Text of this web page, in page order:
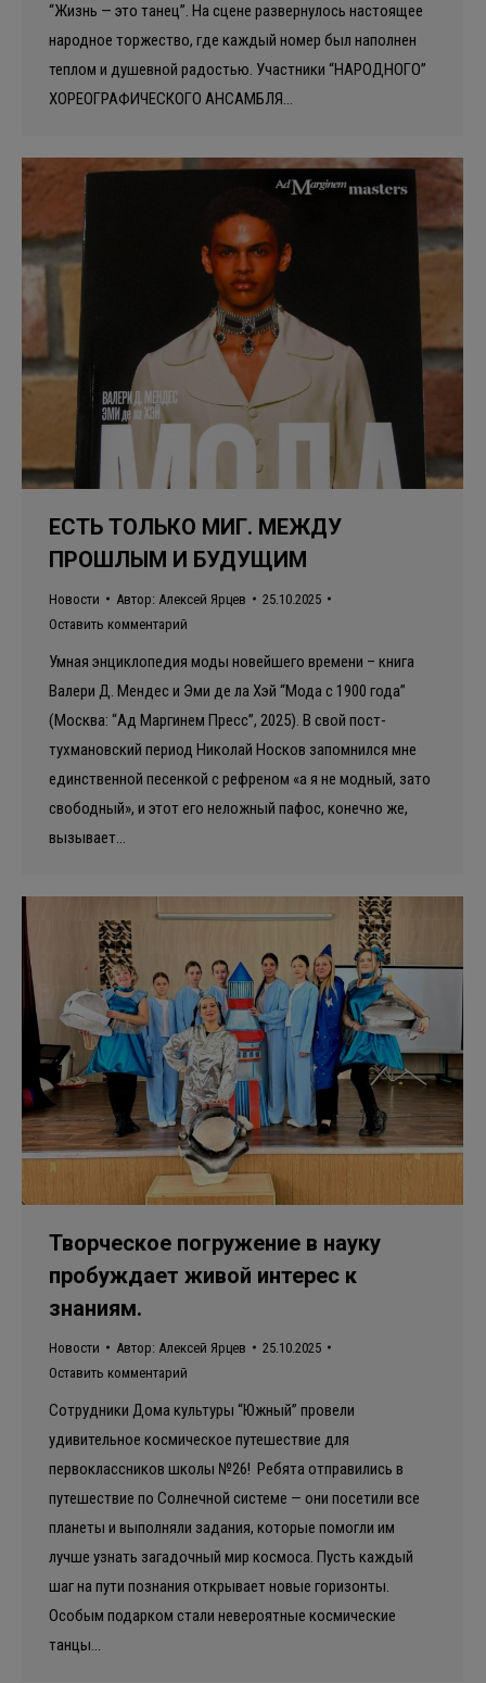
“Жизнь — это танец”. На сцене развернулось настоящее
народное торжество, где каждый номер был наполнен
теплом и душевной радостью. Участники “НАРОДНОГО”
ХОРЕОГРАФИЧЕСКОГО АНСАМБЛЯ…
ЕСТЬ ТОЛЬКО МИГ. МЕЖДУ
ПРОШЛЫМ И БУДУЩИМ
Новости Автор: Алексей Ярцев
25.10.2025
Оставить комментарий
Умная энциклопедия моды новейшего времени – книга
Валери Д. Мендес и Эми де ла Хэй “Мода с 1900 года”
(Москва: “Ад Маргинем Пресс”, 2025). В свой пост-
тухмановский период Николай Носков запомнился мне
единственной песенкой с рефреном «а я не модный, зато
свободный», и этот его неложный пафос, конечно же,
вызывает…
Творческое погружение в науку
пробуждает живой интерес к
знаниям.
Новости Автор: Алексей Ярцев
25.10.2025
Оставить комментарий
Сотрудники Дома культуры “Южный” провели
удивительное космическое путешествие для
первоклассников школы №26! Ребята отправились в
путешествие по Солнечной системе — они посетили все
планеты и выполняли задания, которые помогли им
лучше узнать загадочный мир космоса. Пусть каждый
шаг на пути познания открывает новые горизонты.
Особым подарком стали невероятные космические
танцы…